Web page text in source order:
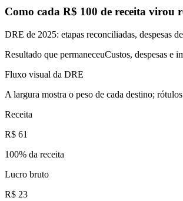
Como cada R$ 100 de receita virou
DRE de 2025: etapas reconciliadas, despesas
Resultado que permaneceuCustos, despesas e
Fluxo visual da DRE
A largura mostra o peso de cada destino;
Receita
R$ 61
100% da receita
Lucro bruto
R$ 23